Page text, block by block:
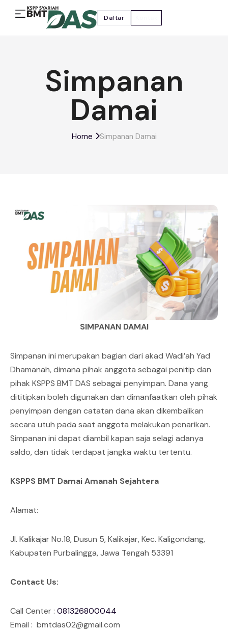
Daftar
Simpanan
Damai
Home Simpanan Damai
SIMPANAN DAMAI
Simpanan ini merupakan bagian dari akad Wadi’ah Yad
Dhamanah, dimana pihak anggota sebagai penitip dan
pihak KSPPS BMT DAS sebagai penyimpan. Dana yang
dititipkan boleh digunakan dan dimanfaatkan oleh pihak
penyimpan dengan catatan dana akan dikembalikan
secara utuh pada saat anggota melakukan penarikan.
Simpanan ini dapat diambil kapan saja selagi adanya
saldo, dan tidak terdapat jangka waktu tertentu.
KSPPS BMT Damai Amanah Sejahtera
Alamat:
Jl. Kalikajar No.18, Dusun 5, Kalikajar, Kec. Kaligondang,
Kabupaten Purbalingga, Jawa Tengah 53391
Contact Us:
Call Center : 081326800044
Email : bmtdas02@gmail.com